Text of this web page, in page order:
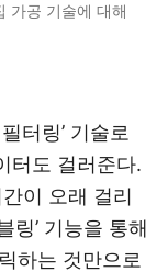
가공 기술에 대해
터링’ 기술로
터도 걸러준다.
이 오래 걸리
링’ 기능을 통해
하는 것만으로